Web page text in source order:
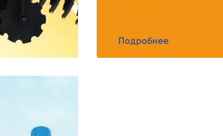
Подробнее